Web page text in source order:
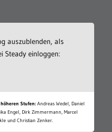
auszublenden, als
Steady einloggen:
Stufen: Andreas Wedel, Daniel
Engel, Dirk Zimmermann, Marcel
und Christian Zenker.